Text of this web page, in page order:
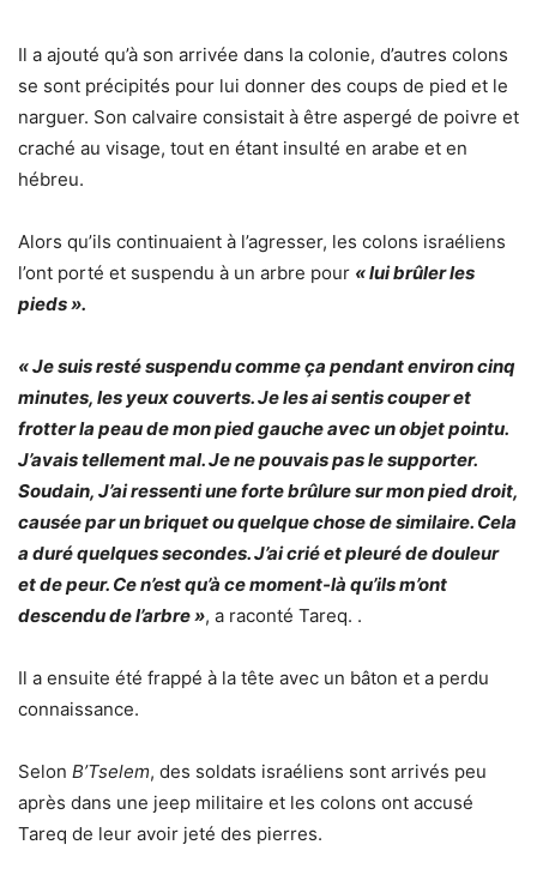
Il a ajouté qu’à son arrivée dans la colonie, d’autres colons
se sont précipités pour lui donner des coups de pied et le
narguer. Son calvaire consistait à être aspergé de poivre et
craché au visage, tout en étant insulté en arabe et en
hébreu.
Alors qu’ils continuaient à l’agresser, les colons israéliens
l’ont porté et suspendu à un arbre pour « lui brûler les
pieds ».
« Je suis resté suspendu comme ça pendant environ cinq
minutes, les yeux couverts. Je les ai sentis couper et
frotter la peau de mon pied gauche avec un objet pointu.
J’avais tellement mal. Je ne pouvais pas le supporter.
Soudain, J’ai ressenti une forte brûlure sur mon pied droit,
causée par un briquet ou quelque chose de similaire. Cela
a duré quelques secondes. J’ai crié et pleuré de douleur
et de peur. Ce n’est qu’à ce moment-là qu’ils m’ont
descendu de l’arbre », a raconté Tareq. .
Il a ensuite été frappé à la tête avec un bâton et a perdu
connaissance.
Selon B’Tselem, des soldats israéliens sont arrivés peu
après dans une jeep militaire et les colons ont accusé
Tareq de leur avoir jeté des pierres.